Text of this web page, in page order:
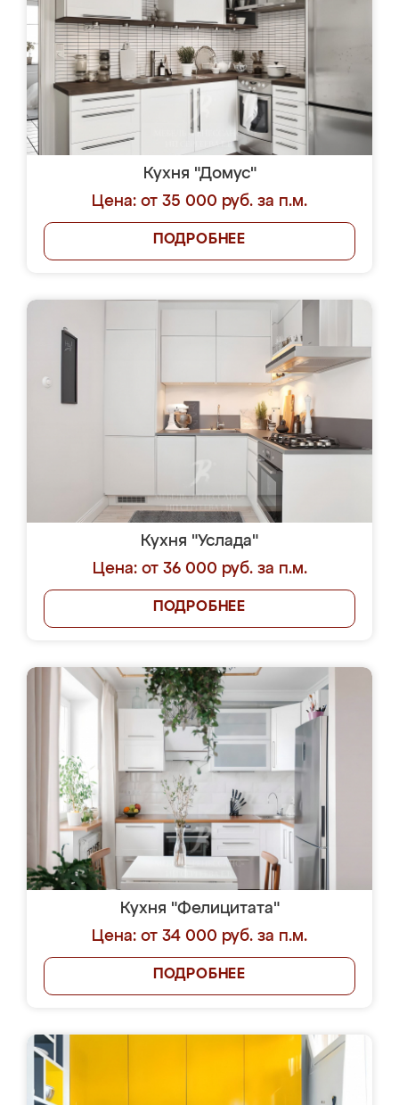
Кухня "Домус"
Цена: от 35 000 руб. за п.м.
ПОДРОБНЕЕ
Кухня "Услада"
Цена: от 36 000 руб. за п.м.
ПОДРОБНЕЕ
Кухня "Фелицитата"
Цена: от 34 000 руб. за п.м.
ПОДРОБНЕЕ